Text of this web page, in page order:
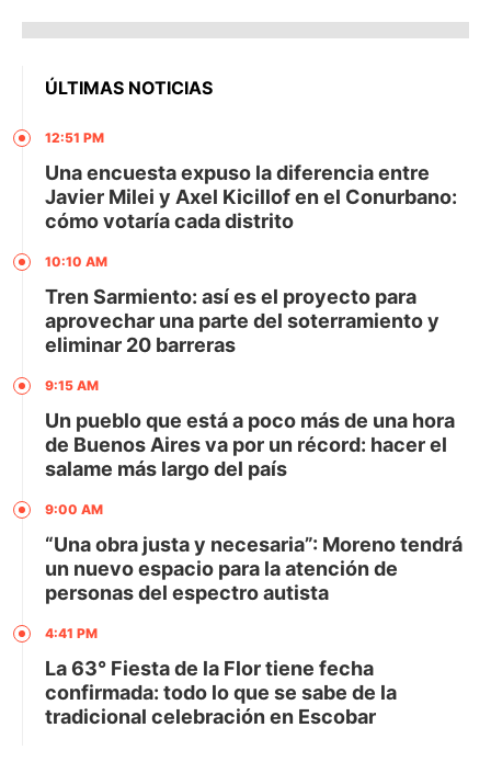
ÚLTIMAS NOTICIAS
12:51 PM
Una encuesta expuso la diferencia entre
Javier Milei y Axel Kicillof en el Conurbano:
cómo votaría cada distrito
10:10 AM
Tren Sarmiento: así es el proyecto para
aprovechar una parte del soterramiento y
eliminar 20 barreras
9:15 AM
Un pueblo que está a poco más de una hora
de Buenos Aires va por un récord: hacer el
salame más largo del país
9:00 AM
“Una obra justa y necesaria”: Moreno tendrá
un nuevo espacio para la atención de
personas del espectro autista
4:41 PM
La 63° Fiesta de la Flor tiene fecha
confirmada: todo lo que se sabe de la
tradicional celebración en Escobar